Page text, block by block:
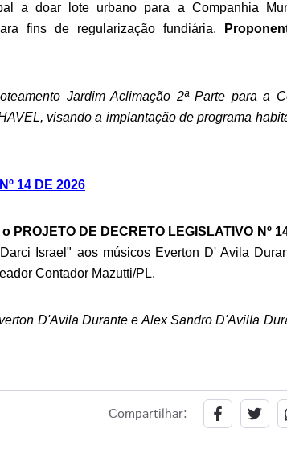
a doar lote urbano para a Companhia
fins de regularização fundiária.
Jardim Aclimação 2ª Parte para a
visando a implantação de programa
14 DE 2026
DE DECRETO LEGISLATIVO Nº
Israel" aos músicos Everton D' Avila
Contador Mazutti/PL.
D'Avila Durante e Alex Sandro D'AvilIa
Compartilhar: